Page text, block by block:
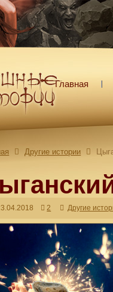
Главная
Другие истории
2 Другие